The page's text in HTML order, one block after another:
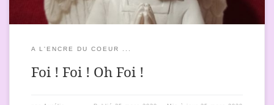
A L'ENCRE DU COEUR ...
Foi ! Foi ! Oh Foi !